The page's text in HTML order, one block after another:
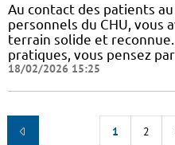
Au contact des patients
personnels du CHU, vous
terrain solide et
pratiques, vous pensez
18/02/2026 15:25
1 2